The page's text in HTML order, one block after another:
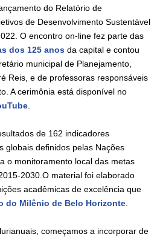
do Relatório de
de Desenvolvimento Sustentável
O encontro on-line fez parte das
dos 125 anos da capital e contou
municipal de Planejamento,
Reis, e de professoras responsáveis
A cerimônia está disponível no
.
de 162 indicadores
globais definidos pelas Nações
o monitoramento local das metas
2030.O material foi elaborado
acadêmicas de excelência que
do Milênio de Belo Horizonte.
começamos a incorporar de